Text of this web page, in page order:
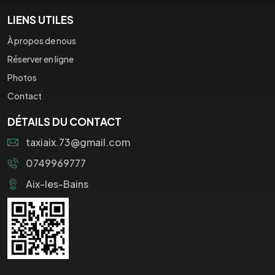
LIENS UTILES
À propos de nous
Réserver en ligne
Photos
Contact
DÉTAILS DU CONTACT
taxiaix.73@gmail.com
0749969777
Aix-les-Bains